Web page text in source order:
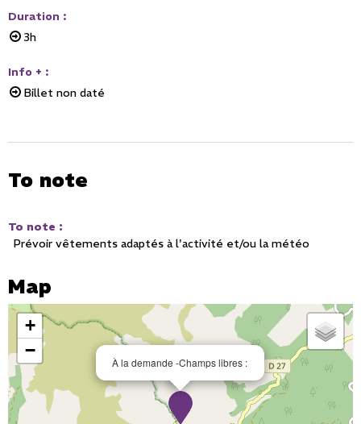
Duration :
3h
Info + :
Billet non daté
To note
To note :
Prévoir vêtements adaptés à l'activité et/ou la météo
Map
À la demande -Champs libres :
+
−